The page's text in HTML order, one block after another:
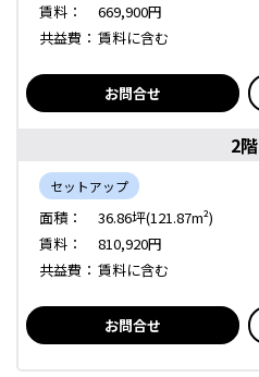
賃料：
669,900円
共益費： 賃料に含む
お問合せ
2階
セットアップ
面積：
36.86坪(121.87m²)
賃料：
810,920円
共益費： 賃料に含む
お問合せ